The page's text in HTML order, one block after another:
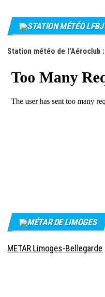
STATION MÉTÉO LFBJ
Station météo de l'Aéroclub :
MÉTAR DE LIMOGES
METAR Limoges-Bellegarde